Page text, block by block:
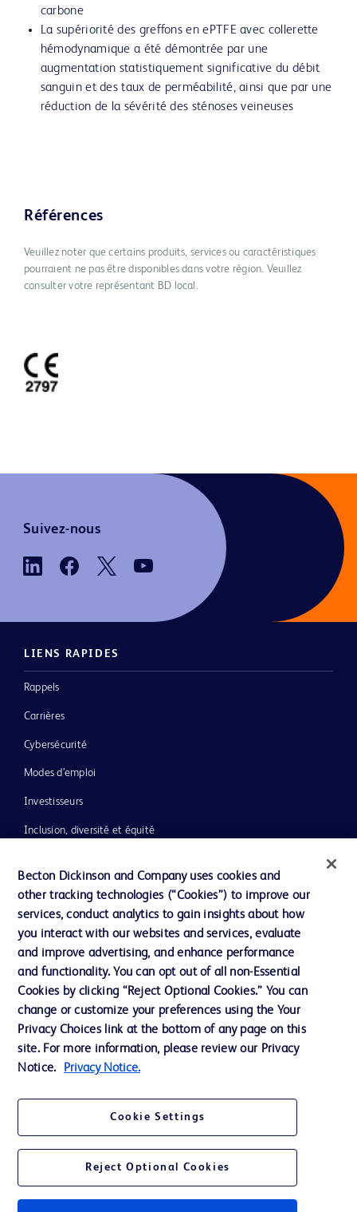
carbone
La supériorité des greffons en ePTFE avec collerette
hémodynamique a été démontrée par une
augmentation statistiquement significative du débit
sanguin et des taux de perméabilité, ainsi que par une
réduction de la sévérité des sténoses veineuses
Références
Veuillez noter que certains produits, services ou caractéristiques
pourraient ne pas être disponibles dans votre région. Veuillez
consulter votre représentant BD local.
Suivez-nous
LIENS RAPIDES
Rappels
Carrières
Cybersécurité
Modes d’emploi
Investisseurs
Inclusion, diversité et équité
Actualités, médias et blogs
Notre entreprise
Ethique et conformité
Nous contacter
Paramètres des cookies
Charte de Protection des Données Personnelles
© 2026 BD. Tous droits réservés. BD et le logo BD sont des marques
Becton Dickinson and Company uses cookies and
other tracking technologies (“Cookies”) to improve our
services, conduct analytics to gain insights about how
you interact with our websites and services, evaluate
and improve advertising, and enhance performance
and functionality. You can opt out of all non-Essential
Cookies by clicking “Reject Optional Cookies.” You can
change or customize your preferences using the Your
Privacy Choices link at the bottom of any page on this
site. For more information, please review our Privacy
Notice.
Privacy Notice.
Cookie Settings
Reject Optional Cookies